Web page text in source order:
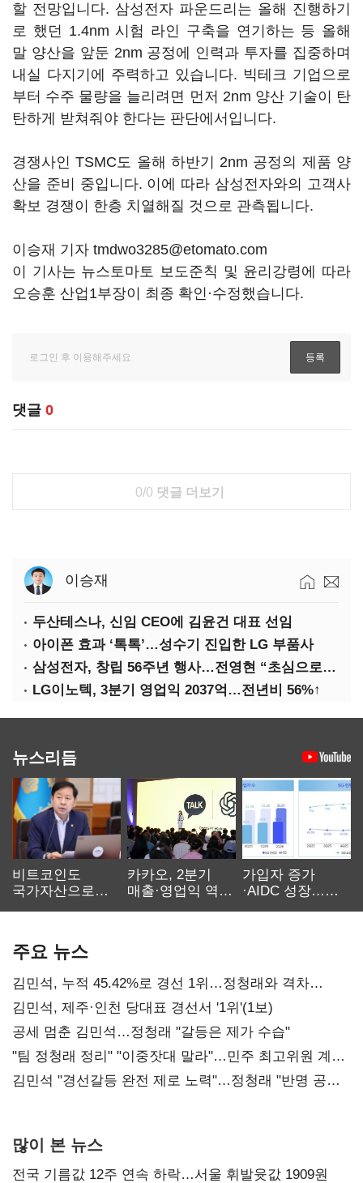
할 전망입니다. 삼성전자 파운드리는 올해 진행하기
로 했던 1.4nm 시험 라인 구축을 연기하는 등 올해
말 양산을 앞둔 2nm 공정에 인력과 투자를 집중하며
내실 다지기에 주력하고 있습니다. 빅테크 기업으로
부터 수주 물량을 늘리려면 먼저 2nm 양산 기술이 탄
탄하게 받쳐줘야 한다는 판단에서입니다.
경쟁사인 TSMC도 올해 하반기 2nm 공정의 제품 양
산을 준비 중입니다. 이에 따라 삼성전자와의 고객사
확보 경쟁이 한층 치열해질 것으로 관측됩니다.
이승재 기자 tmdwo3285@etomato.com
이 기사는 뉴스토마토 보도준칙 및 윤리강령에 따라
오승훈 산업1부장이 최종 확인·수정했습니다.
댓글 0
0/0 댓글 더보기
이승재
두산테스나, 신임 CEO에 김윤건 대표 선임
아이폰 효과 ‘톡톡’…성수기 진입한 LG 부품사
삼성전자, 창립 56주년 행사…전영현 “초심으로 경쟁력 회복해야”
LG이노텍, 3분기 영업익 2037억…전년비 56%↑
뉴스리듬
비트코인도
국가자산으로…'
카카오, 2분기
매출·영업익 역대
가입자 증가
·AIDC 성장…
주요 뉴스
김민석, 누적 45.42%로 경선 1위…정청래와 격차
0.86%p(2보)
김민석, 제주·인천 당대표 경선서 '1위'(1보)
공세 멈춘 김민석…정청래 "갈등은 제가 수습"
"팀 정청래 정리" "이중잣대 말라"…민주 최고위원 계파
다툼 격화
김민석 "경선갈등 완전 제로 노력"…정청래 "반명 공세
많이 본 뉴스
전국 기름값 12주 연속 하락…서울 휘발윳값 1909원